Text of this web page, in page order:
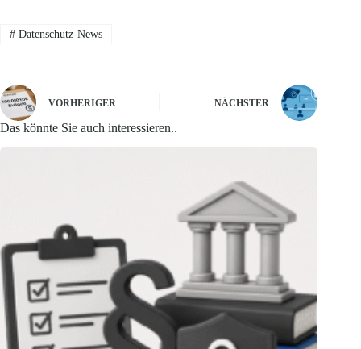
#Datenschutz-News
VORHERIGER NÄCHSTER
Das könnte Sie auch interessieren..